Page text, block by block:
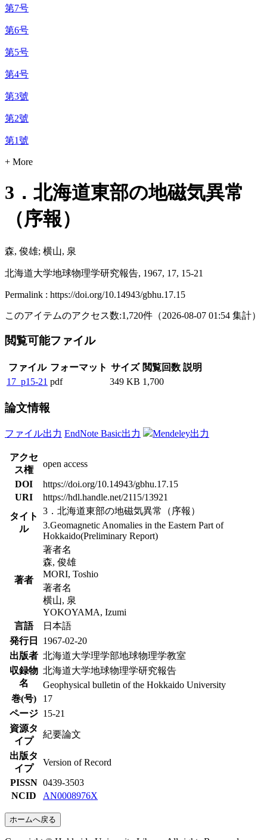
第7号
第6号
第5号
第4号
第3號
第2號
第1號
+ More
3．北海道東部の地磁気異常
（序報）
森, 俊雄; 横山, 泉
北海道大学地球物理学研究報告, 1967, 17, 15-21
Permalink : https://doi.org/10.14943/gbhu.17.15
このアイテムのアクセス数:1,720件 （2026-08-07 01:54 集計）
閲覧可能ファイル
ファイル フォーマット サイズ 閲覧回数 説明
17_p15-21 pdf 349 KB 1,700
論文情報
ファイル出力 EndNote Basic出力 Mendeley出力
アクセ
ス権
open access
DOI
https://doi.org/10.14943/gbhu.17.15
URI
https://hdl.handle.net/2115/13921
タイト
ル
3．北海道東部の地磁気異常（序報）
3.Geomagnetic Anomalies in the Eastern Part of
Hokkaido(Preliminary Report)
著者
著者名
森, 俊雄
MORI, Toshio
著者名
横山, 泉
YOKOYAMA, Izumi
言語
日本語
発行日
1967-02-20
出版者 北海道大学理学部地球物理学教室
収録物
名
北海道大学地球物理学研究報告
Geophysical bulletin of the Hokkaido University
巻(号)
17
ページ 15-21
資源タ
イプ
紀要論文
出版タ
イプ
Version of Record
PISSN 0439-3503
NCID
AN0008976X
ホームへ戻る